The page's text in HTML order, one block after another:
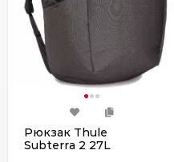
Рюкзак Thule
Subterra 2 27L